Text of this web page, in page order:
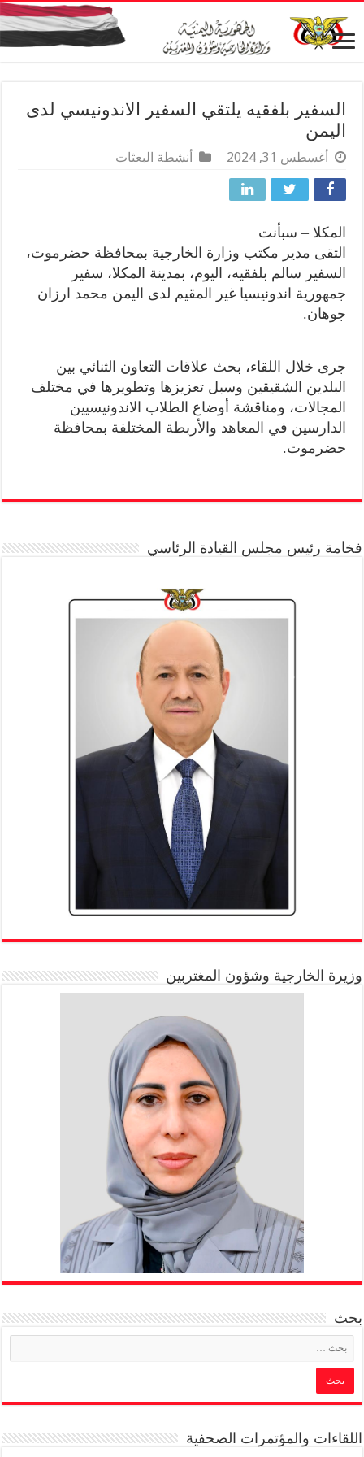
السفير بلفقيه يلتقي السفير الاندونيسي لدى
اليمن
أغسطس 31, 2024 أنشطة البعثات
المكلا – سبأنت
التقى مدير مكتب وزارة الخارجية بمحافظة حضرموت،
السفير سالم بلفقيه، اليوم، بمدينة المكلا، سفير
جمهورية اندونيسيا غير المقيم لدى اليمن محمد ارزان
جوهان.
جرى خلال اللقاء، بحث علاقات التعاون الثنائي بين
البلدين الشقيقين وسبل تعزيزها وتطويرها في مختلف
المجالات، ومناقشة أوضاع الطلاب الاندونيسيين
الدارسين في المعاهد والأربطة المختلفة بمحافظة
حضرموت.
فخامة رئيس مجلس القيادة الرئاسي
وزيرة الخارجية وشؤون المغتربين
بحث
اللقاءات والمؤتمرات الصحفية